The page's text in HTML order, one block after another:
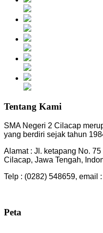
Tentang Kami
SMA Negeri 2 Cilacap
yang berdiri sejak tahun
Alamat : Jl. ketapang No.
Cilacap, Jawa Tengah,
Telp : (0282) 548659, email :
Peta